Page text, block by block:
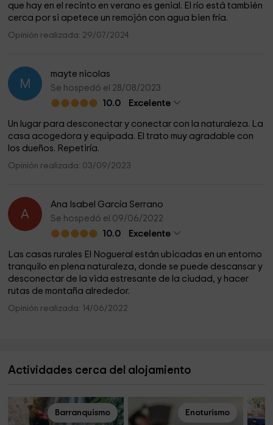
que hay en el recinto en verano es genial. El río está también
cerca por si apetece un remojón con agua bien fría.
Opinión realizada: 29/07/2024
M
mayte nicolas
Se hospedó el 28/08/2023
10.0
Excelente
Un lugar para desconectar y conectar con la naturaleza. La
casa acogedora y equipada. El trato muy agradable con
los dueños. Repetiría.
Opinión realizada: 03/09/2023
A
Ana Isabel García Serrano
Se hospedó el 09/06/2022
10.0
Excelente
Las casas rurales El Nogueral están ubicadas en un entorno
tranquilo en plena naturaleza, donde se puede descansar y
desconectar de la vida estresante de la ciudad, y hacer
rutas de montaña alrededor.
Opinión realizada: 14/06/2022
Actividades cerca del alojamiento
Barranquismo Enoturismo